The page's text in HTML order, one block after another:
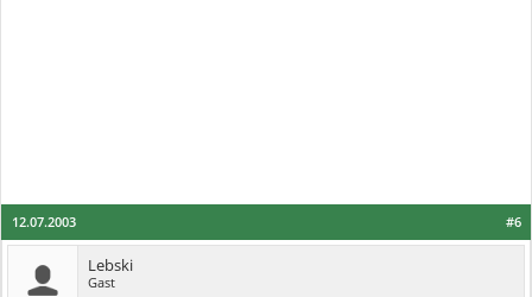
#6
12.07.2003
Lebski
Gast